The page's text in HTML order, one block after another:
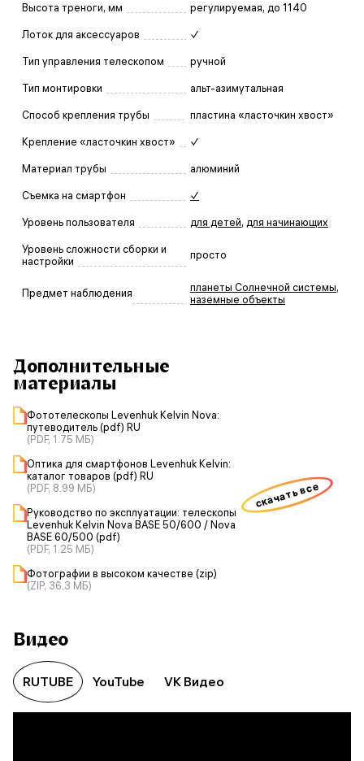
Высота треноги, мм регулируемая, до 1140
Лоток для аксессуаров ✓
Тип управления телескопом ручной
Тип монтировки альт-азимутальная
Способ крепления трубы пластина «ласточкин хвост»
Крепление «ласточкин хвост» ✓
Материал трубы алюминий
Съемка на смартфон ✓
Уровень пользователя для детей, для начинающих
Уровень сложности сборки и
настройки
просто
Предмет наблюдения планеты Солнечной системы,
наземные объекты
Дополнительные
материалы
Фототелескопы Levenhuk Kelvin Nova:
путеводитель (pdf) RU
(PDF, 1.75 МБ)
Оптика для смартфонов Levenhuk Kelvin:
каталог товаров (pdf) RU
(PDF, 8.99 МБ)
Руководство по эксплуатации: телескопы
Levenhuk Kelvin Nova BASE 50/600 / Nova
BASE 60/500 (pdf)
(PDF, 1.25 МБ)
Фотографии в высоком качестве (zip)
(ZIP, 36.3 МБ)
скачать все
Видео
RUTUBE YouTube VK Видео